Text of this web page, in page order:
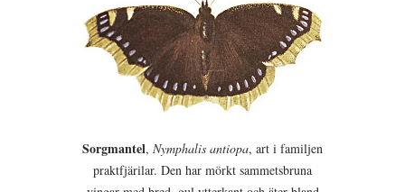
Sorgmantel, Nymphalis antiopa, art i familjen
praktfjärilar. Den har mörkt sammetsbruna